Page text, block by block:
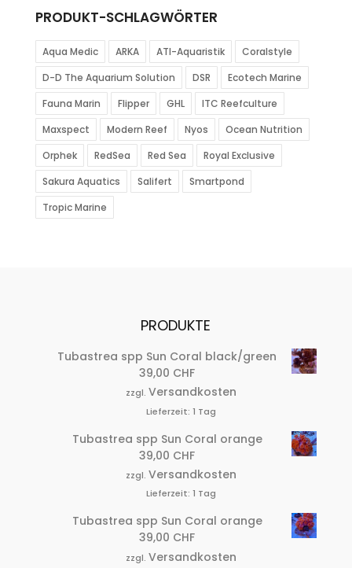
PRODUKT-SCHLAGWÖRTER
Aqua Medic ARKA ATI-Aquaristik
Coralstyle
D-D The Aquarium Solution
DSR
Ecotech Marine
Fauna Marin
Flipper GHL
ITC Reefculture
Maxspect
Modern Reef Nyos
Ocean Nutrition
Orphek
RedSea Red Sea
Royal Exclusive
Sakura Aquatics
Salifert
Smartpond
Tropic Marine
PRODUKTE
Tubastrea spp Sun Coral black/green
39,00 CHF
zzgl.Versandkosten
Lieferzeit:1 Tag
Tubastrea spp Sun Coral orange
39,00 CHF
zzgl.Versandkosten
Lieferzeit:1 Tag
Tubastrea spp Sun Coral orange
39,00 CHF
zzgl.Versandkosten